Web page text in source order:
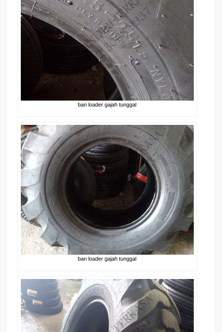
ban loader gajah tunggal
ban loader gajah tunggal